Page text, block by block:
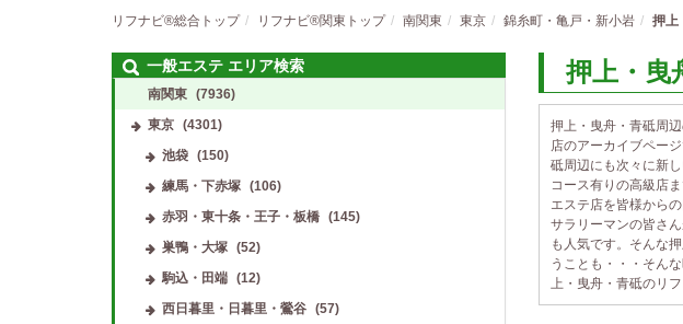
リフナビ®総合トップ リフナビ®関東トップ 南関東 東京 錦糸町・亀戸・新小岩 押上
押上・曳
押上・曳舟・青砥周
店のアーカイブペー
砥周辺にも次々に新
コース有りの高級店
エステ店を皆様から
サラリーマンの皆さ
も人気です。そんな
うことも・・・そん
上・曳舟・青砥のリ
一般エステ エリア検索
南関東 (7936)
東京 (4301)
池袋
(150)
練馬・下赤塚
(106)
赤羽・東十条・王子・板橋
(145)
巣鴨・大塚
(52)
駒込・田端
(12)
西日暮里・日暮里・鶯谷
(57)